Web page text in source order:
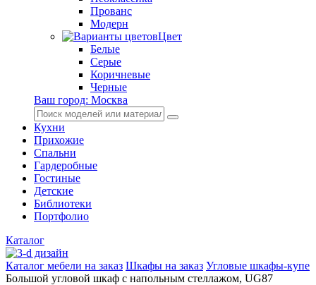
Прованс
Модерн
Цвет
Белые
Серые
Коричневые
Черные
Ваш город: Москва
Кухни
Прихожие
Спальни
Гардеробные
Гостиные
Детские
Библиотеки
Портфолио
Каталог
Каталог мебели на заказ Шкафы на заказ Угловые шкафы-купе
Большой угловой шкаф с напольным стеллажом, UG87